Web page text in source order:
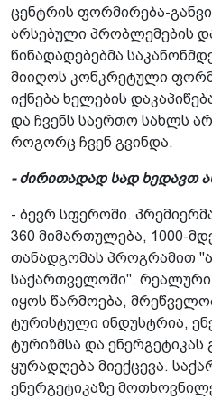
ცენტ­რის ფორმირება-
არსებული პრობლემების
წინადადებებმა
მიიღოს კონკრეტული
იქნება ხელების
და ჩვენს საერთო სახლს
როგორც ჩვენ გვინდა.
- ძირითადად სად ხედავთ
- ბევრ სფეროში.
360 მიმართულება, 1000-
თანადგომას პროგრამით
საქართველოში". რეალური
იყოს წარმოება,
ტურისტული ინდუსტრია,
ტურიზმსა და ენერგეტიკას
ყურადღება მიექცევა.
ენერგეტიკაზე